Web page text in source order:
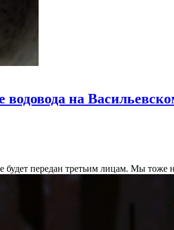
на
будет передан третьим лицам. Мы тоже